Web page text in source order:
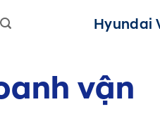
Hyundai
vận